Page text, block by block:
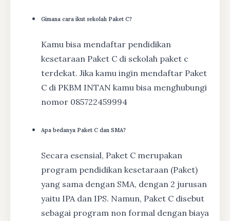
Gimana cara ikut sekolah Paket C?
Kamu bisa mendaftar pendidikan
kesetaraan Paket C di sekolah paket c
terdekat. Jika kamu ingin mendaftar Paket
C di PKBM INTAN kamu bisa menghubungi
nomor 085722459994
Apa bedanya Paket C dan SMA?
Secara esensial, Paket C merupakan
program pendidikan kesetaraan (Paket)
yang sama dengan SMA, dengan 2 jurusan
yaitu IPA dan IPS. Namun, Paket C disebut
sebagai program non formal dengan biaya